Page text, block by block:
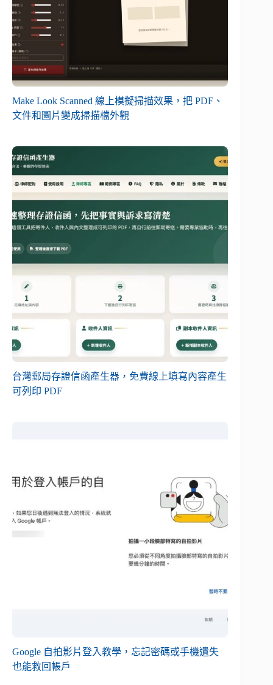
Make Look Scanned 線上模擬掃描效果，把 PDF、
文件和圖片變成掃描檔外觀
台灣郵局存證信函產生器，免費線上填寫內容產生
可列印 PDF
Google 自拍影片登入教學，忘記密碼或手機遺失
也能救回帳戶